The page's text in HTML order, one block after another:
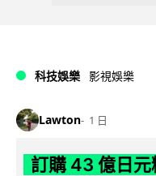
科技娛樂 影視娛樂
Lawton 1 日
訂購 43 億日